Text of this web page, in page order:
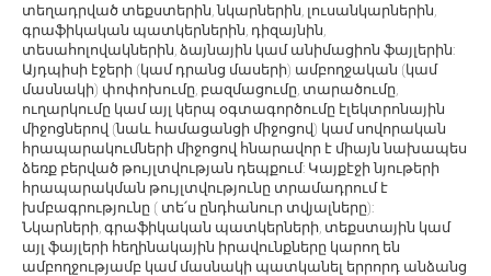
տեղադրված տեքստերին, նկարներին, լուսանկարներին,
գրաֆիկական պատկերներին, դիզայնին,
տեսահոլովակներին, ձայնային կամ անիմացիոն ֆայլերին:
Այդպիսի էջերի (կամ դրանց մասերի) ամբողջական (կամ
մասնակի) փոփոխումը, բազմացումը, տարածումը,
ուղարկումը կամ այլ կերպ օգտագործումը էլեկտրոնային
միջոցներով (նաև համացանցի միջոցով) կամ սովորական
հրապարակումների միջոցով հնարավոր է միայն նախապես
ձեռք բերված թույլտվության դեպքում: Կայքէջի նյութերի
հրապարակման թույլտվությունը տրամադրում է
խմբագրությունը ( տե՛ս ընդհանուր տվյալները):
Նկարների, գրաֆիկական պատկերների, տեքստային կամ
այլ ֆայլերի հեղինակային իրավունքները կարող են
ամբողջությամբ կամ մասնակի պատկանել երրորդ անձանց